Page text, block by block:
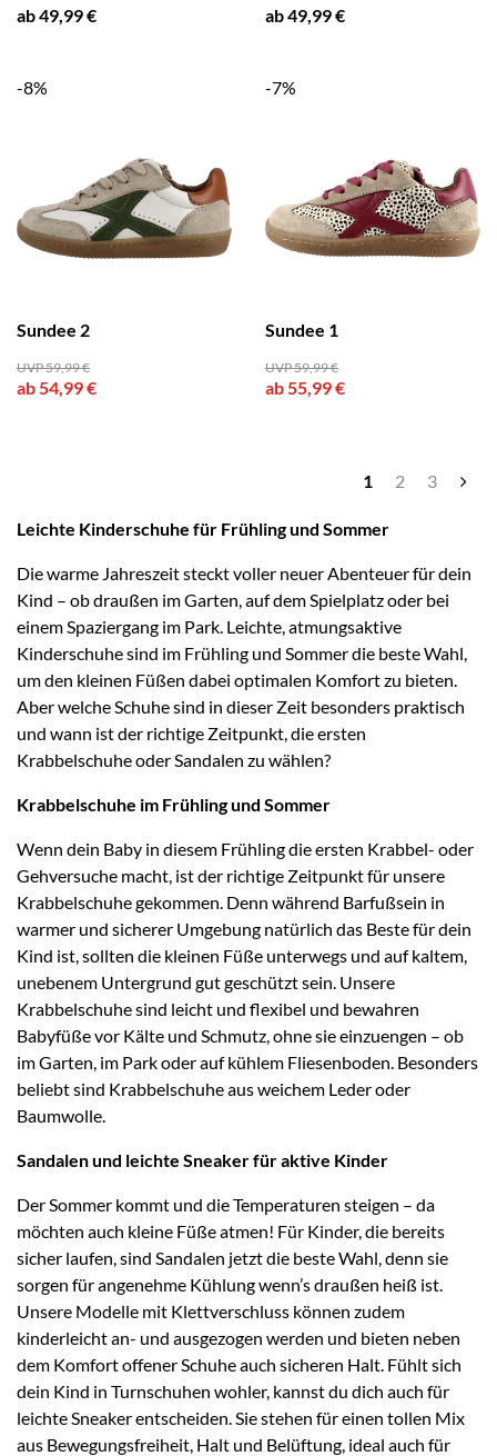
ab 49,99 € ab 49,99 €
-8%
Sundee 2
UVP 59,99 €
ab 54,99 €
-7%
Sundee 1
UVP 59,99 €
ab 55,99 €
1 2 3
Leichte Kinderschuhe für Frühling und Sommer
Die warme Jahreszeit steckt voller neuer Abenteuer für dein
Kind – ob draußen im Garten, auf dem Spielplatz oder bei
einem Spaziergang im Park. Leichte, atmungsaktive
Kinderschuhe sind im Frühling und Sommer die beste Wahl,
um den kleinen Füßen dabei optimalen Komfort zu bieten.
Aber welche Schuhe sind in dieser Zeit besonders praktisch
und wann ist der richtige Zeitpunkt, die ersten
Krabbelschuhe oder Sandalen zu wählen?
Krabbelschuhe im Frühling und Sommer
Wenn dein Baby in diesem Frühling die ersten Krabbel- oder
Gehversuche macht, ist der richtige Zeitpunkt für unsere
Krabbelschuhe gekommen. Denn während Barfußsein in
warmer und sicherer Umgebung natürlich das Beste für dein
Kind ist, sollten die kleinen Füße unterwegs und auf kaltem,
unebenem Untergrund gut geschützt sein. Unsere
Krabbelschuhe sind leicht und flexibel und bewahren
Babyfüße vor Kälte und Schmutz, ohne sie einzuengen – ob
im Garten, im Park oder auf kühlem Fliesenboden. Besonders
beliebt sind Krabbelschuhe aus weichem Leder oder
Baumwolle.
Sandalen und leichte Sneaker für aktive Kinder
Der Sommer kommt und die Temperaturen steigen – da
möchten auch kleine Füße atmen! Für Kinder, die bereits
sicher laufen, sind Sandalen jetzt die beste Wahl, denn sie
sorgen für angenehme Kühlung wenn’s draußen heiß ist.
Unsere Modelle mit Klettverschluss können zudem
kinderleicht an- und ausgezogen werden und bieten neben
dem Komfort offener Schuhe auch sicheren Halt. Fühlt sich
dein Kind in Turnschuhen wohler, kannst du dich auch für
leichte Sneaker entscheiden. Sie stehen für einen tollen Mix
aus Bewegungsfreiheit, Halt und Belüftung, ideal auch für